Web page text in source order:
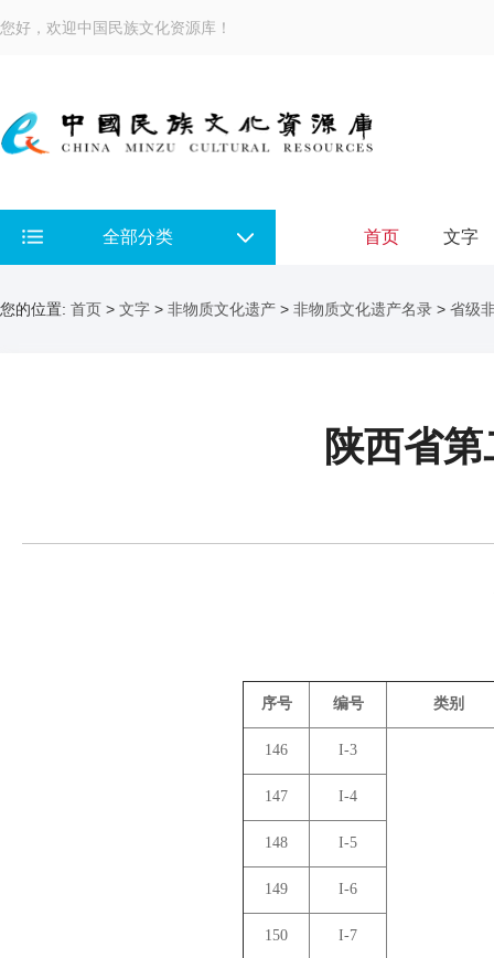
您好，欢迎中国民族文化资源库！
全部分类 首页 文字
您的位置: 首页 > 文字 > 非物质文化遗产 > 非物质文化遗产名录 > 省级
陕西省
序号 编号 类别
146 I-3
147 I-4
148 I-5
149 I-6
150 I-7